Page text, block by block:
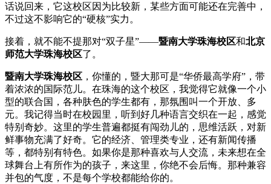
话说回来，它这校区因为比较新，某些方面可能还在完善中，
不过这不影响它的“硬核”实力。
接着，就不能不提那对“双子星”——暨南大学珠海校区和北京
师范大学珠海校区了。
暨南大学珠海校区 ，你懂的，暨大那可是“华侨最高学府”，带
着浓浓的国际范儿。在珠海的这个校区，我觉得它就像一个小
型的联合国，各种肤色的学生都有，那氛围叫一个开放、多
元。我记得当时在校园里，听到好几种语言交织在一起，感觉
特别奇妙。这里的学生普遍都挺有闯劲儿的，思维活跃，对新
鲜事物充满了好奇。它的经济、管理类专业，还有新闻传播
等，都特别有特色。如果你是那种喜欢与人交流，未来想在全
球舞台上有所作为的孩子，来这里，你绝不会后悔。那种兼容
并包的气度，不是每个学校都能给你的。